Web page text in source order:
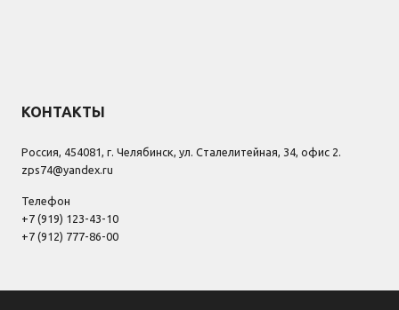
КОНТАКТЫ
Россия, 454081, г. Челябинск, ул. Сталелитейная, 34, офис 2.
zps74@yandex.ru
Телефон
+7 (919) 123-43-10
+7 (912) 777-86-00